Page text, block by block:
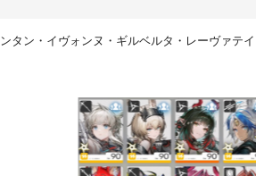
ンタン・イヴォンヌ・ギルベルタ・レーヴァテ